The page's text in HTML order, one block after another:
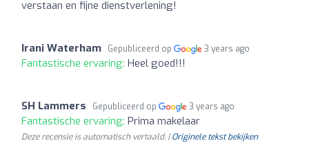
verstaan en fijne dienstverlening!
Irani Waterham Gepubliceerd op 3 years ago
Fantastische ervaring: Heel goed!!!
SH Lammers Gepubliceerd op 3 years ago
Fantastische ervaring: Prima makelaar
Deze recensie is automatisch vertaald. |Originele tekst bekijken